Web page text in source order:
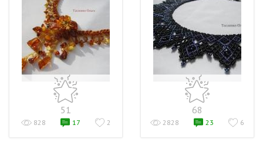
51
828 17 2
68
2828 23 6